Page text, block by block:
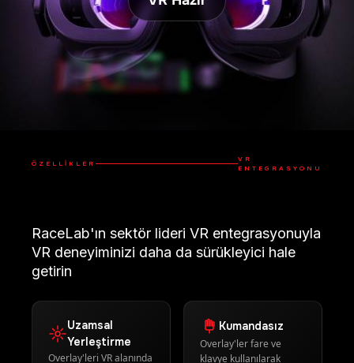
ÖZELLIKLER
VR
ENTEGRASYONU
RaceLab'ın sektör lideri VR entegrasyonuyla
VR deneyiminizi daha da sürükleyici hale
getirin
Uzamsal
Yerleştirme
Overlay'leri VR alanında
Kumandasız
Overlay'ler fare ve
klavye kullanılarak